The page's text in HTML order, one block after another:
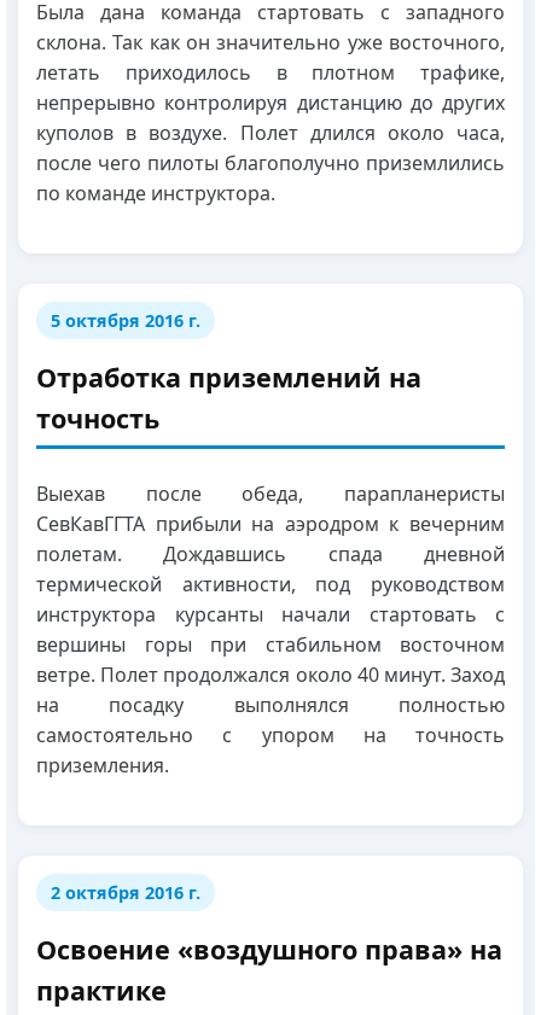
Была дана команда стартовать с западного
склона. Так как он значительно уже восточного,
летать приходилось в плотном трафике,
непрерывно контролируя дистанцию до других
куполов в воздухе. Полет длился около часа,
после чего пилоты благополучно приземлились
по команде инструктора.
5 октября 2016 г.
Отработка приземлений на
точность
Выехав после обеда, парапланеристы
СевКавГГТА прибыли на аэродром к вечерним
полетам. Дождавшись спада дневной
термической активности, под руководством
инструктора курсанты начали стартовать с
вершины горы при стабильном восточном
ветре. Полет продолжался около 40 минут. Заход
на посадку выполнялся полностью
самостоятельно с упором на точность
приземления.
2 октября 2016 г.
Освоение «воздушного права» на
практике